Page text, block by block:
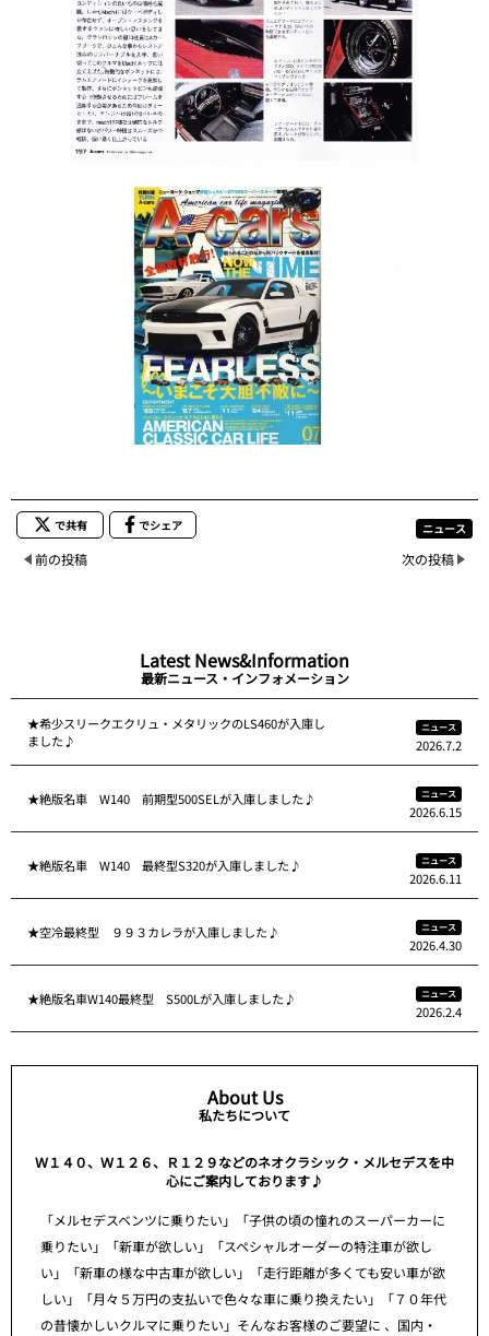
で共有 でシェア ニュース
前の投稿 次の投稿
Latest News&Information
最新ニュース・インフォメーション
★希少スリークエクリュ・メタリックのLS460が入庫し
ました♪
ニュース
2026.7.2
★絶版名車 W140 前期型500SELが入庫しました♪ ニュース
2026.6.15
★絶版名車 W140 最終型S320が入庫しました♪ ニュース
2026.6.11
★空冷最終型 ９９３カレラが入庫しました♪ ニュース
2026.4.30
★絶版名車W140最終型 S500Lが入庫しました♪ ニュース
2026.2.4
About Us
私たちについて
Ｗ１４０、Ｗ１２６、Ｒ１２９などのネオクラシック・メルセデスを中
心にご案内しております♪
「メルセデスベンツに乗りたい」「子供の頃の憧れのスーパーカーに
乗りたい」「新車が欲しい」「スペシャルオーダーの特注車が欲し
い」「新車の様な中古車が欲しい」「走行距離が多くても安い車が欲
しい」「月々５万円の支払いで色々な車に乗り換えたい」「７０年代
の昔懐かしいクルマに乗りたい」そんなお客様のご要望に 、国内・